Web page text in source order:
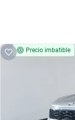
Precio imbatible